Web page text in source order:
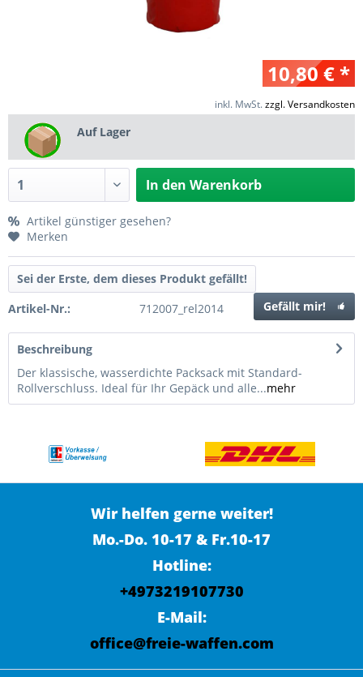
10,80 € *
inkl. MwSt.zzgl. Versandkosten
Auf Lager
In den Warenkorb
Artikel günstiger gesehen?
Merken
Sei der Erste, dem dieses Produkt gefällt!
Gefällt mir!
Artikel-Nr.: 712007_rel2014
Beschreibung
Der klassische, wasserdichte Packsack mit Standard-
Rollverschluss. Ideal für Ihr Gepäck und alle...mehr
Wir helfen gerne weiter!
Mo.-Do. 10-17 & Fr.10-17
Hotline:
+4973219107730
E-Mail:
office@freie-waffen.com